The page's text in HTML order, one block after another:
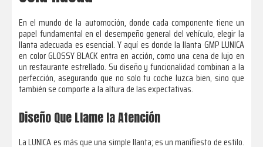
En el mundo de la automoción, donde cada componente tiene un
papel fundamental en el desempeño general del vehículo, elegir la
llanta adecuada es esencial. Y aquí es donde la llanta GMP LUNICA
en color GLOSSY BLACK entra en acción, como una cena de lujo en
un restaurante estrellado. Su diseño y funcionalidad combinan a la
perfección, asegurando que no solo tu coche luzca bien, sino que
también se comporte a la altura de las expectativas.
Diseño Que Llame la Atención
La LUNICA es más que una simple llanta; es un manifiesto de estilo.